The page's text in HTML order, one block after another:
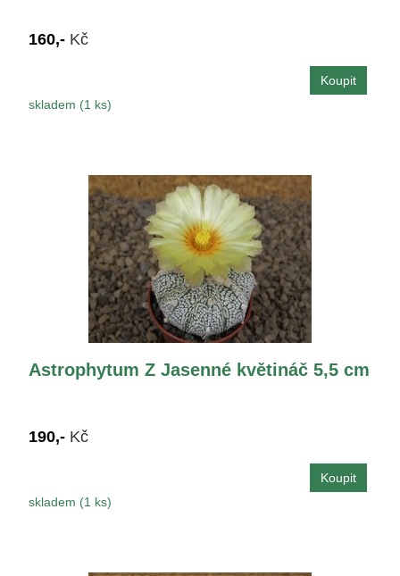
160,- Kč
skladem (1 ks)
Astrophytum Z Jasenné květináč 5,5 cm
190,- Kč
skladem (1 ks)